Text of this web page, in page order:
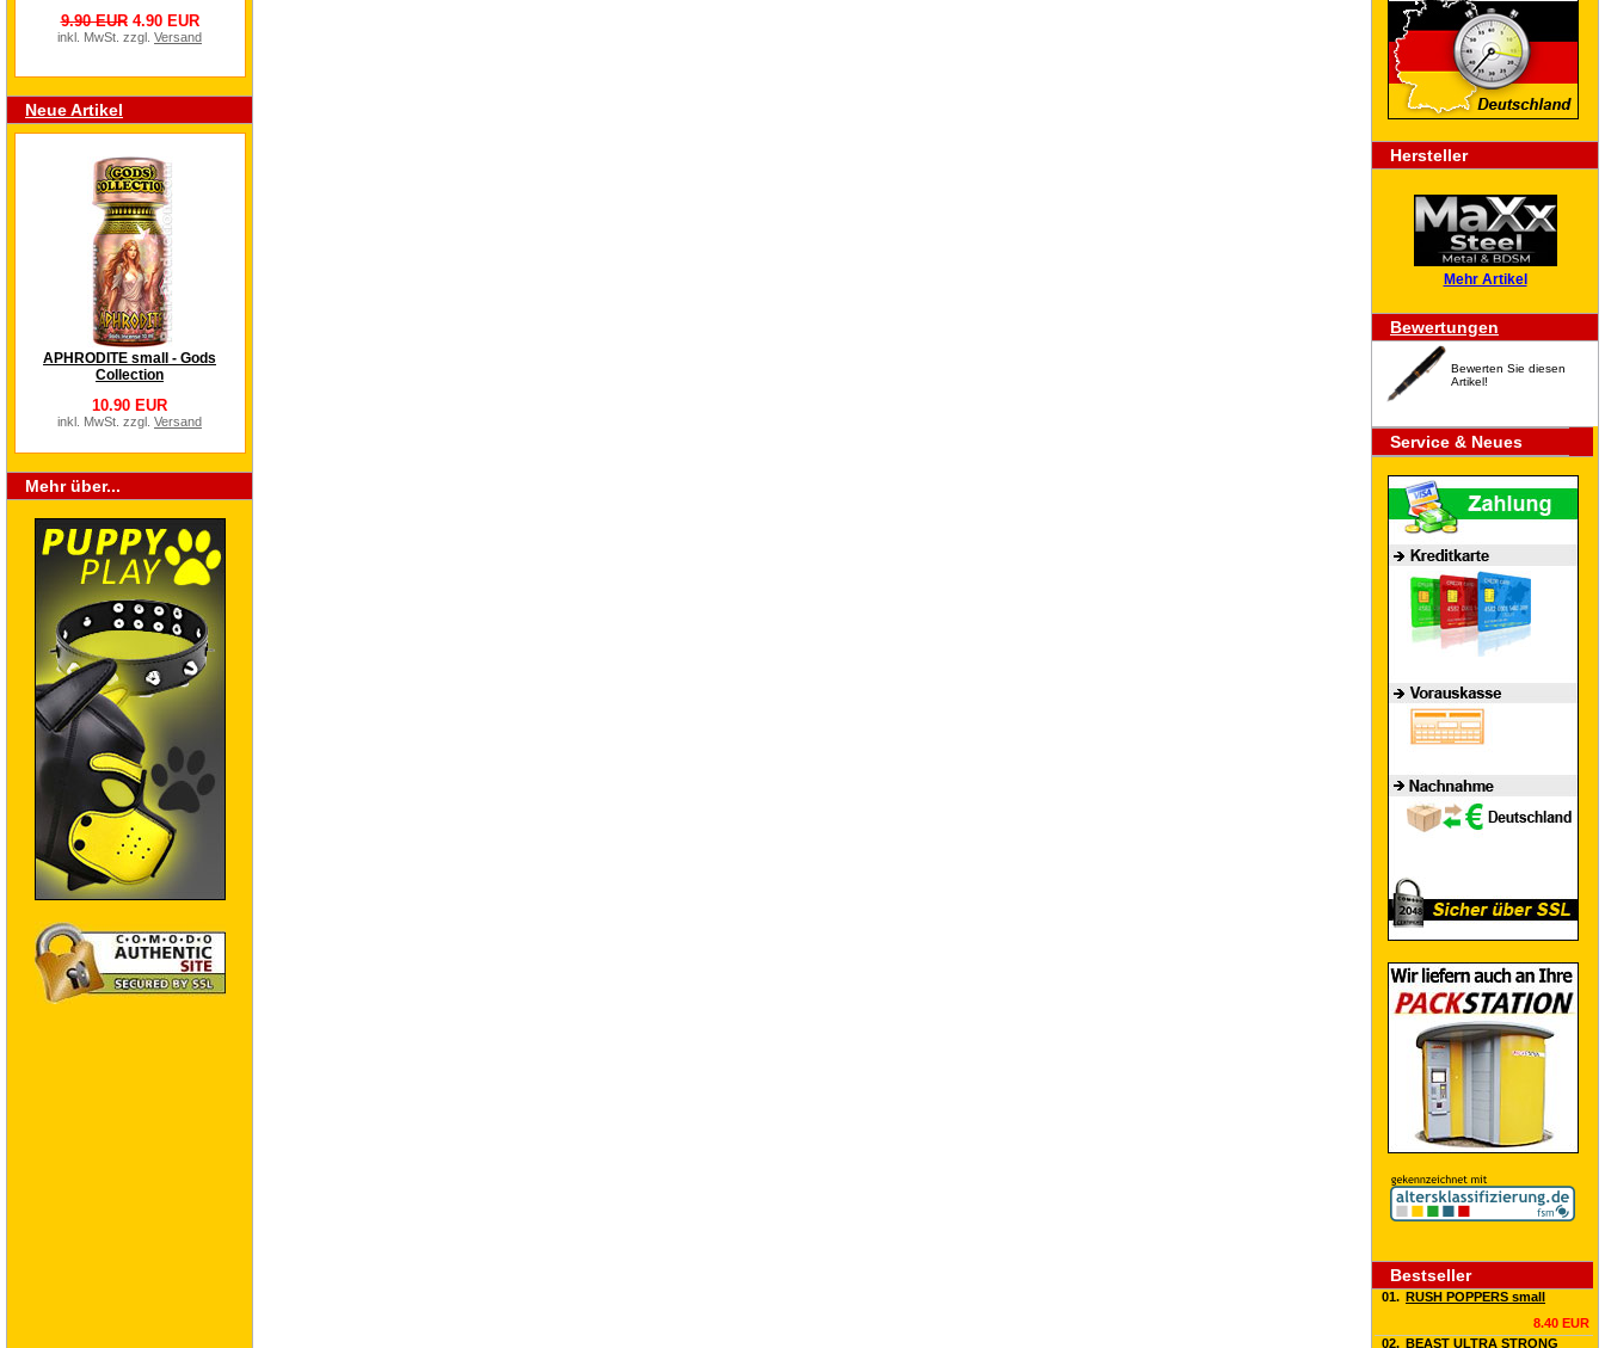
9.90 EUR4.90 EUR
inkl. MwSt. zzgl. Versand
Neue Artikel
APHRODITE small - Gods
Collection
10.90 EUR
inkl. MwSt. zzgl. Versand
Mehr über...
Hersteller
Mehr Artikel
Bewertungen
Bewerten Sie diesen
Artikel!
Service & Neues
Bestseller
01. RUSH POPPERS small
8.40 EUR
02. BEAST ULTRA STRONG